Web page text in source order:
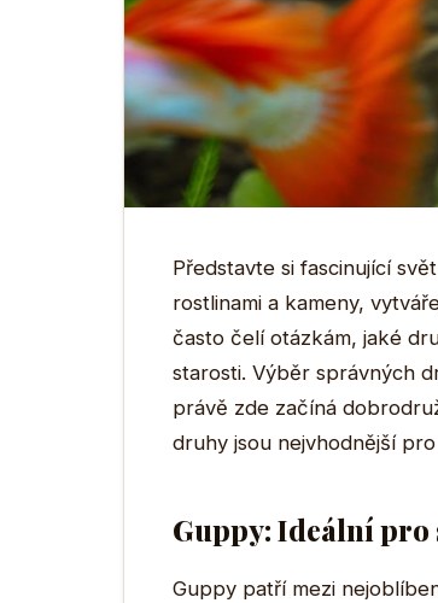
Představte si fascinující
rostlinami a kameny,
často čelí otázkám, jaké
starosti. Výběr správných
právě zde začíná
druhy jsou nejvhodnější
Guppy: Ideální pro
Guppy patří mezi